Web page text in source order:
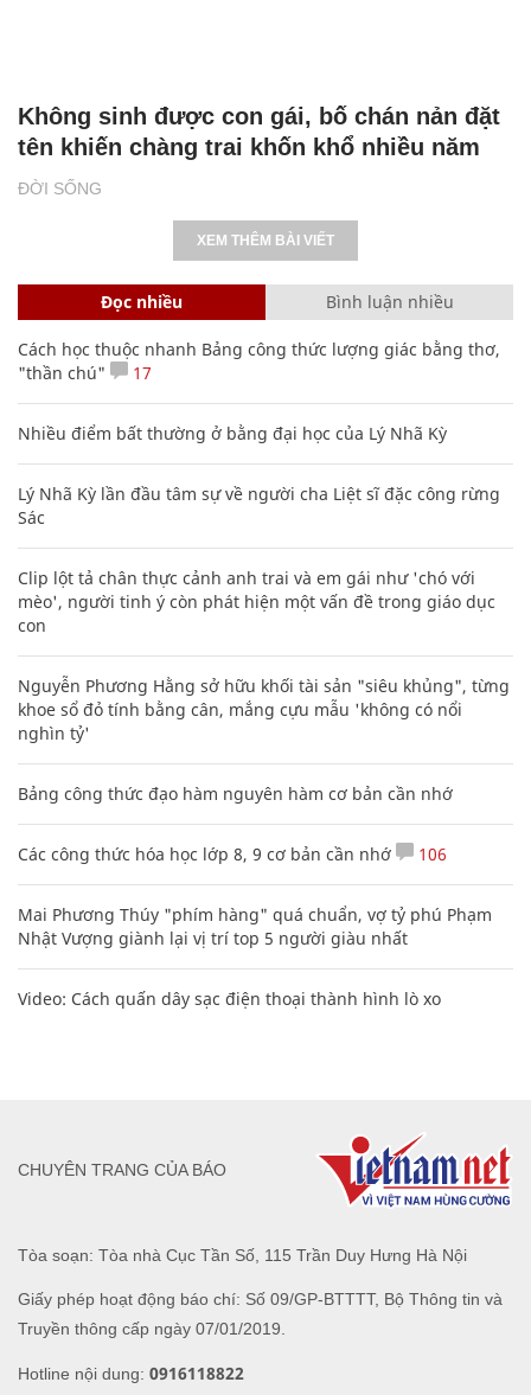
ĐỜI SỐNG
Không sinh được con gái, bố chán nản đặt
tên khiến chàng trai khốn khổ nhiều năm
XEM THÊM BÀI VIẾT
Đọc nhiều Bình luận nhiều
Cách học thuộc nhanh Bảng công thức lượng giác bằng thơ,
"thần chú"
17
Nhiều điểm bất thường ở bằng đại học của Lý Nhã Kỳ
Lý Nhã Kỳ lần đầu tâm sự về người cha Liệt sĩ đặc công rừng
Sác
Clip lột tả chân thực cảnh anh trai và em gái như 'chó với
mèo', người tinh ý còn phát hiện một vấn đề trong giáo dục
con
Nguyễn Phương Hằng sở hữu khối tài sản "siêu khủng", từng
khoe sổ đỏ tính bằng cân, mắng cựu mẫu 'không có nổi
nghìn tỷ'
Bảng công thức đạo hàm nguyên hàm cơ bản cần nhớ
Các công thức hóa học lớp 8, 9 cơ bản cần nhớ 106
Mai Phương Thúy "phím hàng" quá chuẩn, vợ tỷ phú Phạm
Nhật Vượng giành lại vị trí top 5 người giàu nhất
Video: Cách quấn dây sạc điện thoại thành hình lò xo
Tòa soạn: Tòa nhà Cục Tần Số, 115 Trần Duy Hưng Hà Nội
Giấy phép hoạt động báo chí: Số 09/GP-BTTTT, Bộ Thông tin và
Truyền thông cấp ngày 07/01/2019.
Hotline nội dung: 0916118822
CHUYÊN TRANG CỦA BÁO